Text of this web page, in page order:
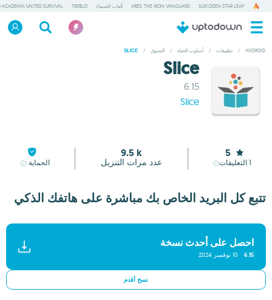
SUIKODEN STAR LEAP
ARES: THE IRON VANGUARD ألعاب الخيمياء TREBLO
ACADEMIA UNITED SURVIVAL
ANDROID
/ تطبيقات / أسلوب الحياة / التسوق /
SLICE
Slice
6.15
Slice
5
1 التعليقات
9.5 k
عدد مرات التنزيل الحماية
تتبع كل البريد الخاص بك مباشرة على هاتفك الذكي
احصل على أحدث نسخة
6.15 10 نوفمبر 2024
نسخ أقدم